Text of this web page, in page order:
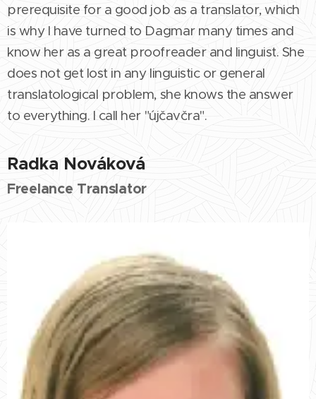
prerequisite for a good job as a translator, which
is why I have turned to Dagmar many times and
know her as a great proofreader and linguist. She
does not get lost in any linguistic or general
translatological problem, she knows the answer
to everything. I call her "újčavčra".
Radka Nováková
Freelance Translator